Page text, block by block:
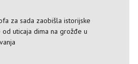
za sada zaobišla istorijske
uticaja dima na grožđe u